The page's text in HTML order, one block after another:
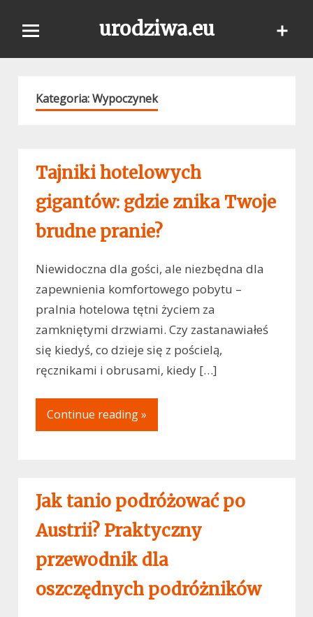
urodziwa.eu
Kategoria:Wypoczynek
Tajniki hotelowych
gigantów: gdzie znika Twoje
brudne pranie?
Niewidoczna dla gości, ale niezbędna dla
zapewnienia komfortowego pobytu –
pralnia hotelowa tętni życiem za
zamkniętymi drzwiami. Czy zastanawiałeś
się kiedyś, co dzieje się z pościelą,
ręcznikami i obrusami, kiedy […]
Continue reading »
Jak tanio podróżować po
Austrii? Praktyczny
przewodnik dla
oszczędnych podróżników